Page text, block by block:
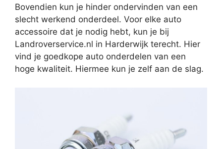
Bovendien kun je hinder ondervinden van een
slecht werkend onderdeel. Voor elke auto
accessoire dat je nodig hebt, kun je bij
Landroverservice.nl in Harderwijk terecht. Hier
vind je goedkope auto onderdelen van een
hoge kwaliteit. Hiermee kun je zelf aan de slag.